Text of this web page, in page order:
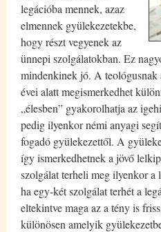
legációba mennek, azaz
elmennek gyülekezetekbe,
hogy részt vegyenek az
ünnepi szolgálatokban. Ez
mindenkinek jó. A
évei alatt megismerkedhet
„élesben” gyakorolhatja az
pedig ilyenkor némi anyagi
fogadó gyülekezettől. A
így ismerkedhetnek a jövő
szolgálat terheli meg ilyenkor
ha egy-két szolgálat terhét a
eltekintve maga az a tény is
különösen amelyik